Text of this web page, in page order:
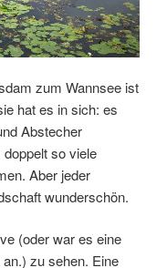
zum Wannsee ist
hat es in sich: es
Abstecher
so viele
Aber jeder
wunderschön.
(oder war es eine
zu sehen. Eine